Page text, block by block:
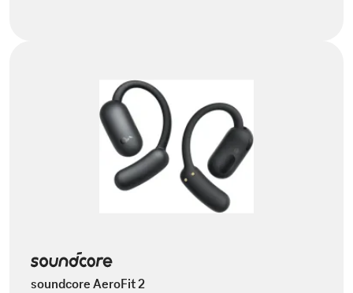
soundcore AeroFit 2